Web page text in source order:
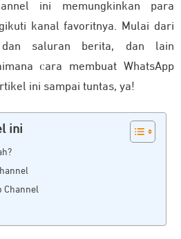
ini memungkinkan para
kanal favoritnya. Mulai dari
saluran berita, dan lain
cara membuat WhatsApp
ini sampai tuntas, ya!
ini
Channel